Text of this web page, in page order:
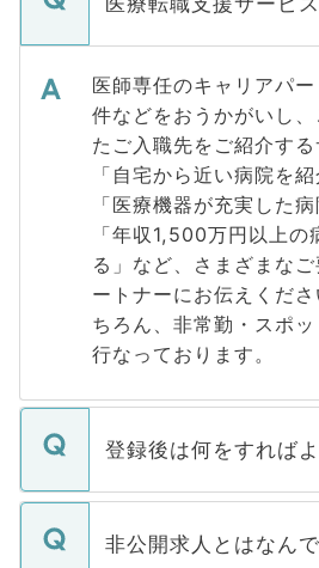
医師専任のキャリアパ
件などをおうかがいし
たご入職先をご紹介する
「自宅から近い病院を
「医療機器が充実した
「年収1,500万円以上の
る」など、さまざまな
ートナーにお伝えくだ
ちろん、非常勤・スポ
行なっております。
登録後は何をすれば
ご登録いただきました
登録内容を確認し、そ
非公開求人とはなん